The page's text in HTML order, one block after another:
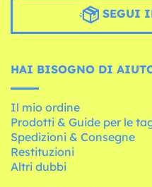
SEGUI
HAI BISOGNO DI
Il mio ordine
Prodotti & Guide per le
Spedizioni & Consegne
Restituzioni
Altri dubbi